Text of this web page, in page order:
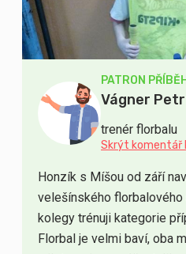
PATRON
Vágner Petr
trenér florbalu
Skrýt komentář
Honzík s Míšou od září
velešínského
kolegy trénuji kategorie
Florbal je velmi baví, oba